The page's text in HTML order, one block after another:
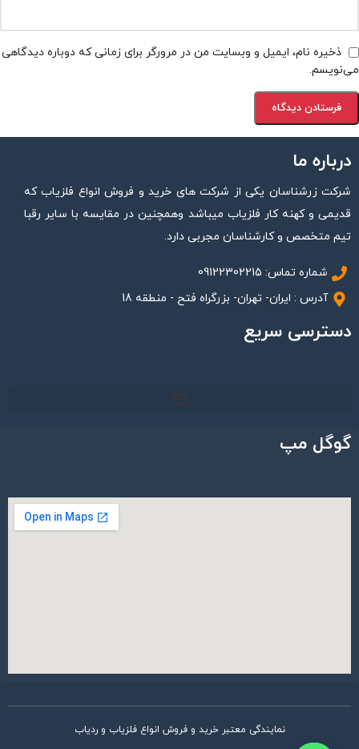
ذخیره نام، ایمیل و وبسایت من در مرورگر برای زمانی که دوباره دیدگاهی
می‌نویسم.
درباره ما
شرکت زرشناسان یکی از شرکت های خرید و فروش انواع فلزیاب که
قدیمی و کهنه کار فلزیاب میباشد وهمچنین در مقایسه با سایر رقبا
تیم متخصص و کارشناسان مجربی دارد.
شماره تماس: 09122302215
آدرس : ایران- تهران- بزرگراه فتح - منطقه 18
دسترسی سریع
گوگل مپ
نمایندگی معتبر خرید و فروش انواع فلزیاب و ردیاب